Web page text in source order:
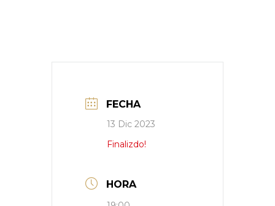
FECHA
13 Dic 2023
Finalizdo!
HORA